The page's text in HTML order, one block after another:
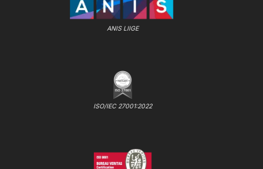
ANIS LIIGE
ISO/IEC 27001:2022